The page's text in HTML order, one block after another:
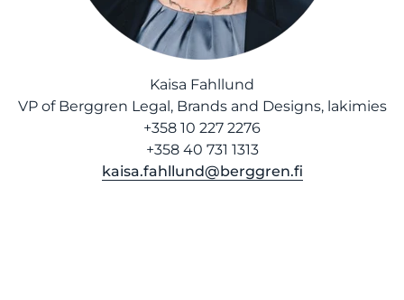
Kaisa Fahllund
VP of Berggren Legal, Brands and Designs, lakimies
+358 10 227 2276
+358 40 731 1313
kaisa.fahllund@berggren.fi